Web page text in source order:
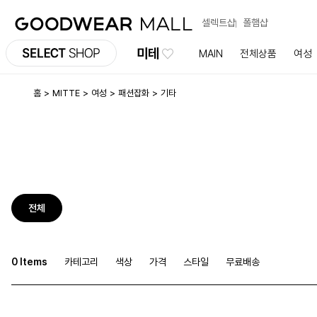
셀렉트샵 폴햄샵
미테 MAIN 전체상품 여성
홈 MITTE 여성 패션잡화 기타
전체
0 Items 카테고리 색상 가격 스타일 무료배송